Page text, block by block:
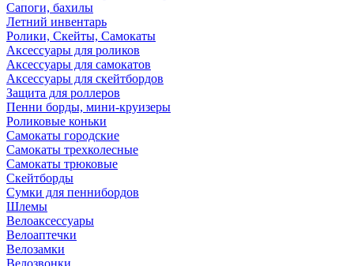
Сапоги, бахилы
Летний инвентарь
Ролики, Скейты, Самокаты
Аксессуары для роликов
Аксессуары для самокатов
Аксессуары для скейтбордов
Защита для роллеров
Пенни борды, мини-круизеры
Роликовые коньки
Самокаты городские
Самокаты трехколесные
Самокаты трюковые
Скейтборды
Сумки для пеннибордов
Шлемы
Велоаксессуары
Велоаптечки
Велозамки
Велозвонки